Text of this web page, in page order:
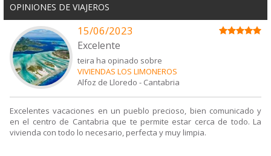
OPINIONES DE VIAJEROS
15/06/2023
Excelente
teira ha opinado sobre
VIVIENDAS LOS LIMONEROS
Alfoz de Lloredo - Cantabria
Excelentes vacaciones en un pueblo precioso, bien comunicado y
en el centro de Cantabria que te permite estar cerca de todo. La
vivienda con todo lo necesario, perfecta y muy limpia.